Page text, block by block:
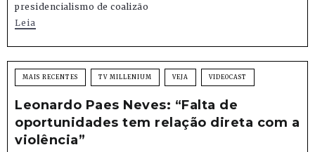
presidencialismo de coalizão
Leia
MAIS RECENTES TV MILLENIUM VEJA VIDEOCAST
Leonardo Paes Neves: “Falta de
oportunidades tem relação direta com a
violência”